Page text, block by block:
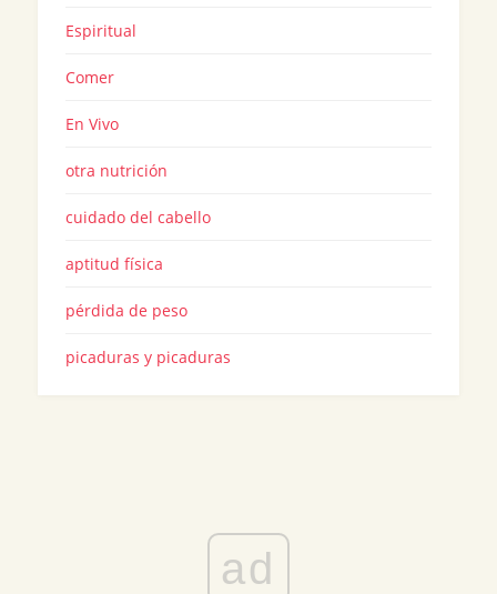
Espiritual
Comer
En Vivo
otra nutrición
cuidado del cabello
aptitud física
pérdida de peso
picaduras y picaduras
ad